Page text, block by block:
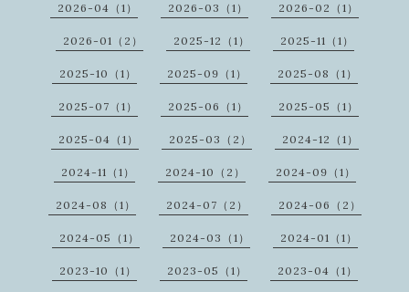
2026-04（1） 2026-03（1） 2026-02（1）
2026-01（2） 2025-12（1） 2025-11（1）
2025-10（1） 2025-09（1） 2025-08（1）
2025-07（1） 2025-06（1） 2025-05（1）
2025-04（1） 2025-03（2） 2024-12（1）
2024-11（1） 2024-10（2） 2024-09（1）
2024-08（1） 2024-07（2） 2024-06（2）
2024-05（1） 2024-03（1） 2024-01（1）
2023-10（1） 2023-05（1） 2023-04（1）